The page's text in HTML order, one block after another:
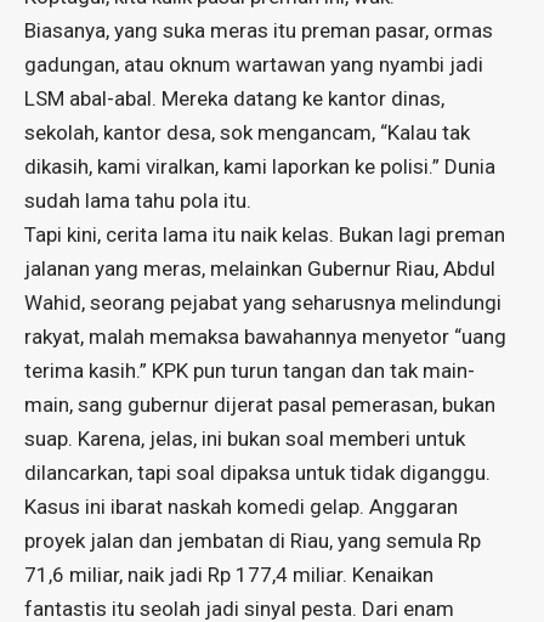
Biasanya, yang suka meras itu preman pasar, ormas
gadungan, atau oknum wartawan yang nyambi jadi
LSM abal-abal. Mereka datang ke kantor dinas,
sekolah, kantor desa, sok mengancam, “Kalau tak
dikasih, kami viralkan, kami laporkan ke polisi.” Dunia
sudah lama tahu pola itu.
Tapi kini, cerita lama itu naik kelas. Bukan lagi preman
jalanan yang meras, melainkan Gubernur Riau, Abdul
Wahid, seorang pejabat yang seharusnya melindungi
rakyat, malah memaksa bawahannya menyetor “uang
terima kasih.” KPK pun turun tangan dan tak main-
main, sang gubernur dijerat pasal pemerasan, bukan
suap. Karena, jelas, ini bukan soal memberi untuk
dilancarkan, tapi soal dipaksa untuk tidak diganggu.
Kasus ini ibarat naskah komedi gelap. Anggaran
proyek jalan dan jembatan di Riau, yang semula Rp
71,6 miliar, naik jadi Rp 177,4 miliar. Kenaikan
fantastis itu seolah jadi sinyal pesta. Dari enam